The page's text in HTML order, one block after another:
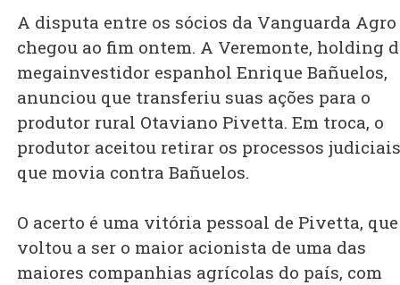
A disputa entre os sócios da Vanguarda Agro
chegou ao fim ontem. A Veremonte, holding
megainvestidor espanhol Enrique Bañuelos,
anunciou que transferiu suas ações para o
produtor rural Otaviano Pivetta. Em troca, o
produtor aceitou retirar os processos judiciais
que movia contra Bañuelos.
O acerto é uma vitória pessoal de Pivetta, que
voltou a ser o maior acionista de uma das
maiores companhias agrícolas do país, com